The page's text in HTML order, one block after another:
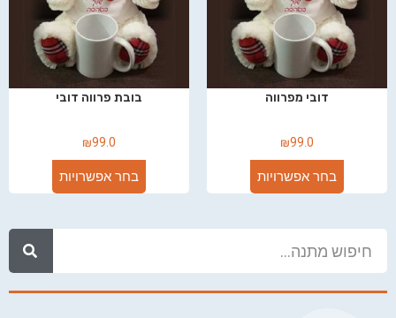
דובי מפרווה
₪99.0
בחר אפשרויות
בובת פרווה דובי
₪99.0
בחר אפשרויות